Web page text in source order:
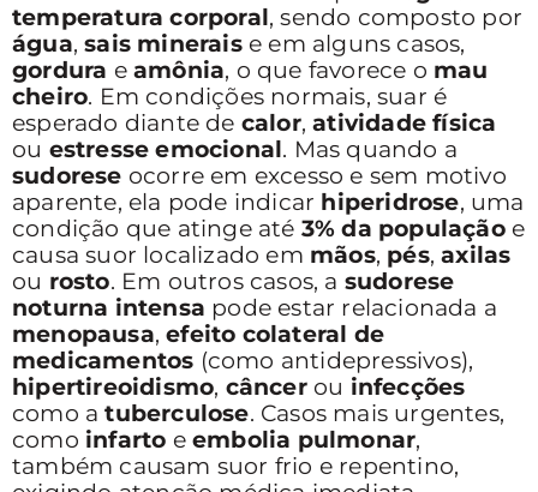
temperatura corporal, sendo composto por
água,sais mineraise em alguns casos,
gordura eamônia, o que favorece o mau
cheiro. Em condições normais, suar é
esperado diante de calor,atividade física
ou estresse emocional. Mas quando a
sudorese ocorre em excesso e sem motivo
aparente, ela pode indicar hiperidrose, uma
condição que atinge até 3% da populaçãoe
causa suor localizado em mãos, pés,axilas
ou rosto. Em outros casos, a sudorese
noturna intensa pode estar relacionada a
menopausa,efeito colateral de
medicamentos (como antidepressivos),
hipertireoidismo, câncerou infecções
como atuberculose. Casos mais urgentes,
como infarto eembolia pulmonar,
também causam suor frio e repentino,